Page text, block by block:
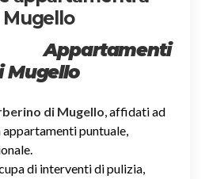
Mugello
Mugello
di Mugello, affidati ad
puntuale,
di interventi di pulizia,